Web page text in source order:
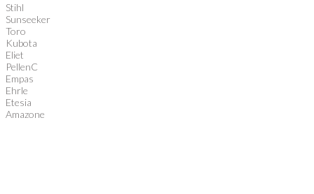
Stihl
Sunseeker
Toro
Kubota
Eliet
PellenC
Empas
Ehrle
Etesia
Amazone